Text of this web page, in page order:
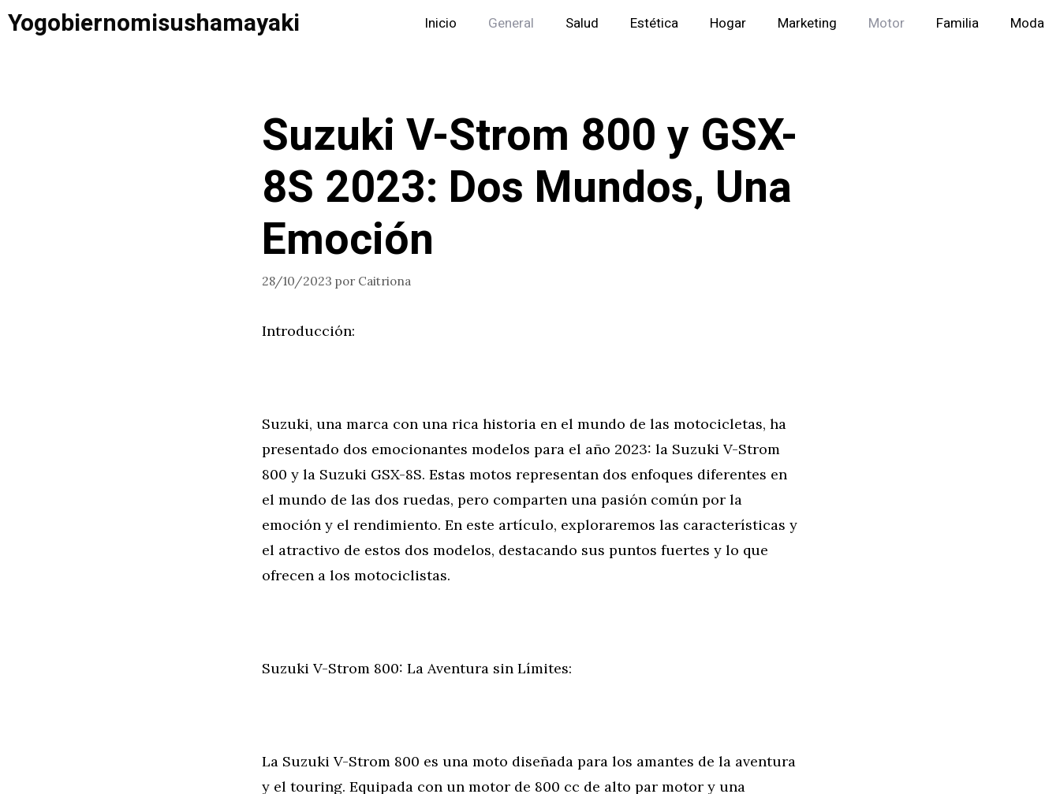
Saltar
Yogobiernomisushamayaki Inicio General Salud Estética Hogar Marketing Motor Familia Moda
Suzuki V-Strom 800 y GSX-
8S 2023: Dos Mundos, Una
Emoción
28/10/2023 por Caitriona
Introducción:
Suzuki, una marca con una rica historia en el mundo de las motocicletas, ha
presentado dos emocionantes modelos para el año 2023: la Suzuki V-Strom
800 y la Suzuki GSX-8S. Estas motos representan dos enfoques diferentes en
el mundo de las dos ruedas, pero comparten una pasión común por la
emoción y el rendimiento. En este artículo, exploraremos las características y
el atractivo de estos dos modelos, destacando sus puntos fuertes y lo que
ofrecen a los motociclistas.
Suzuki V-Strom 800: La Aventura sin Límites:
La Suzuki V-Strom 800 es una moto diseñada para los amantes de la aventura
y el touring. Equipada con un motor de 800 cc de alto par motor y una